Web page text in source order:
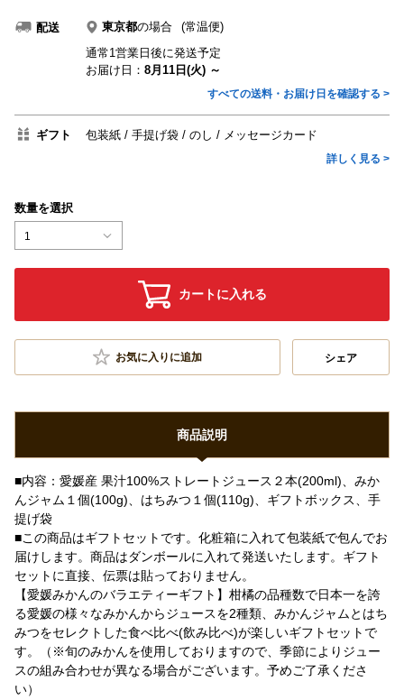
配送 東京都の場合
(常温便)
通常1営業日後に発送予定
お届け日： 8月11日(火) ～
すべての送料・お届け日を確認する >
ギフト 包装紙 手提げ袋 のし メッセージカード
詳しく見る >
数量を選択
1
カートに入れる
お気に入りに追加 シェア
商品説明
■内容：愛媛産 果汁100%ストレートジュース２本(200ml)、みか
んジャム１個(100g)、はちみつ１個(110g)、ギフトボックス、手
提げ袋
■この商品はギフトセットです。化粧箱に入れて包装紙で包んでお
届けします。商品はダンボールに入れて発送いたします。ギフト
セットに直接、伝票は貼っておりません。
【愛媛みかんのバラエティーギフト】柑橘の品種数で日本一を誇
る愛媛の様々なみかんからジュースを2種類、みかんジャムとはち
みつをセレクトした食べ比べ(飲み比べ)が楽しいギフトセットで
す。（※旬のみかんを使用しておりますので、季節によりジュー
スの組み合わせが異なる場合がございます。予めご了承くださ
い）